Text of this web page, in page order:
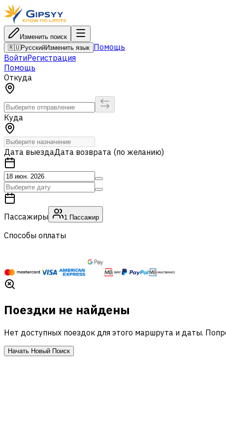
Изменить поиск
🇷🇺РусскийИзменить язык Помощь
ВойтиРегистрация
Помощь
Откуда
Куда
Дата выездаДата возврата (по желанию)
Пассажиры 1 Пассажир
Способы оплаты
Поездки не найдены
Нет доступных поездок для этого маршрута и даты.
Начать Новый Поиск